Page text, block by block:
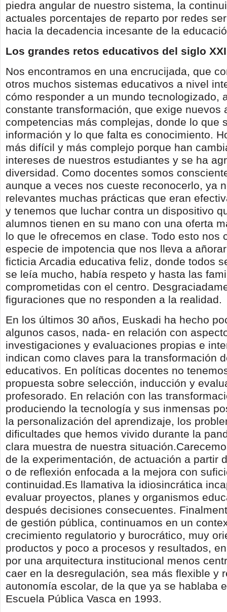
piedra angular de nuestro sistema, la
actuales porcentajes de reparto por redes
hacia la decadencia incesante de la
Los grandes retos educativos del siglo
Nos encontramos en una encrucijada, que
otros muchos sistemas educativos a nivel
cómo responder a un mundo tecnologizado,
constante transformación, que exige nuevos
competencias más complejas, donde lo que
información y lo que falta es conocimiento.
más difícil y más complejo porque han
intereses de nuestros estudiantes y se ha
diversidad. Como docentes somos
aunque a veces nos cueste reconocerlo, ya
relevantes muchas prácticas que eran
y tenemos que luchar contra un dispositivo
alumnos tienen en su mano con una oferta
lo que le ofrecemos en clase. Todo esto nos
especie de impotencia que nos lleva a
ficticia Arcadia educativa feliz, donde todos
se leía mucho, había respeto y hasta las
comprometidas con el centro.
figuraciones que no responden a la realidad.
En los últimos 30 años, Euskadi ha hecho
algunos casos, nada- en relación con
investigaciones y evaluaciones propias e
indican como claves para la transformación
educativos. En políticas docentes no
propuesta sobre selección, inducción y
profesorado. En relación con las
produciendo la tecnología y sus inmensas
la personalización del aprendizaje, los
dificultades que hemos vivido durante la
clara muestra de nuestra
de la experimentación, de actuación a partir
o de reflexión enfocada a la mejora con
continuidad.Es llamativa la idiosincrática
evaluar proyectos, planes y organismos
después decisiones consecuentes.
de gestión pública, continuamos en un
crecimiento regulatorio y burocrático, muy
productos y poco a procesos y resultados,
por una arquitectura institucional menos
caer en la desregulación, sea más flexible y
autonomía escolar, de la que ya se hablaba
Escuela Pública Vasca en 1993.